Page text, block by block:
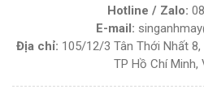
Hotline / Zalo:
E-mail:
Địa chỉ: 105/12/3 Tân Thới Nhất
TP Hồ Chí Minh,